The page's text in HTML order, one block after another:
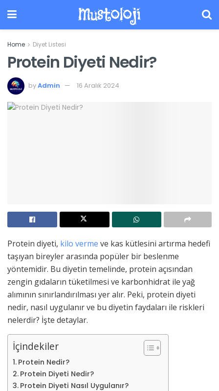
Mustoloji
Home Diyet Listesi
Protein Diyeti Nedir?
byAdmin 16 Aralık 2024
Protein diyeti, kilo verme ve kas kütlesini artırma hedefi
taşıyan bireyler arasında popüler bir beslenme
yöntemidir. Bu diyetin temelinde, protein açısından
zengin gıdaların tüketilmesi ve karbonhidrat ile yağ
alımının sınırlandırılması yer alır. Peki, protein diyeti
nedir, nasıl uygulanır ve bu diyetin faydaları ile riskleri
nelerdir? İşte detaylar.
İçindekiler
Protein Nedir?
Protein Diyeti Nedir?
Protein Diyeti Nasıl Uygulanır?